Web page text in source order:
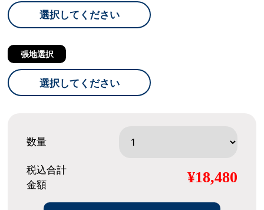
選択してください
張地選択
選択してください
数量
税込合計
金額
¥18,480